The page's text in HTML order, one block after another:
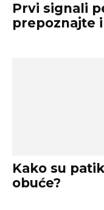
Prvi signali
prepoznajte
Kako su
obuće?